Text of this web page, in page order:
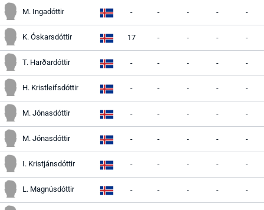
M. Ingadóttir - - - - -
K. Óskarsdóttir 17 - - - -
T. Harðardóttir - - - - -
H. Kristleifsdóttir - - - - -
M. Jónasdóttir - - - - -
M. Jónasdóttir - - - - -
I. Kristjánsdóttir - - - - -
L. Magnúsdóttir - - - - -